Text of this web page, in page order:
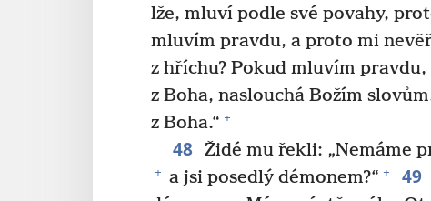
lže, mluví podle své povahy,
mluvím pravdu, a proto mi
z hříchu? Pokud mluvím
z Boha, naslouchá Božím
z Boha.“ +
48 Židé mu řekli: „Nemáme
+ a jsi posedlý démonem?“ + 49